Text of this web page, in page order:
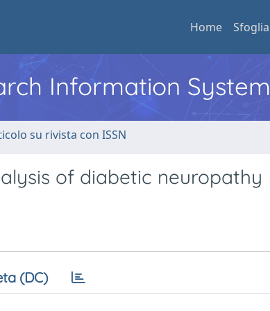
Home Sfoglia
Information System
su rivista con ISSN
of diabetic neuropathy
(DC)